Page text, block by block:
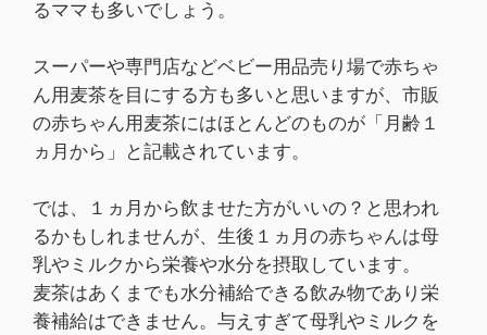
るママも多いでしょう。
スーパーや専門店などベビー用品売り場で赤ちゃ
ん用麦茶を目にする方も多いと思いますが、市販
の赤ちゃん用麦茶にはほとんどのものが「月齢１
ヵ月から」と記載されています。
では、１ヵ月から飲ませた方がいいの？と思われ
るかもしれませんが、生後１ヵ月の赤ちゃんは母
乳やミルクから栄養や水分を摂取しています。
麦茶はあくまでも水分補給できる飲み物であり栄
養補給はできません。与えすぎて母乳やミルクを